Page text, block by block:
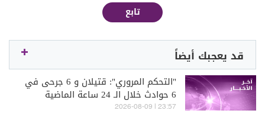
تابع
قد يعجبك أيضاً
"التحكم المروري": قتيلان و 6 جرحى في
6 حوادث خلال الـ 24 ساعة الماضية
23:57 | 2026-08-09